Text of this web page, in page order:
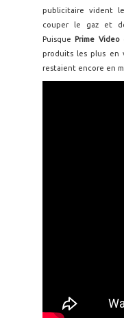
publicitaire vident
couper le gaz et
Puisque
Prime Video
produits les plus en
restaient encore en